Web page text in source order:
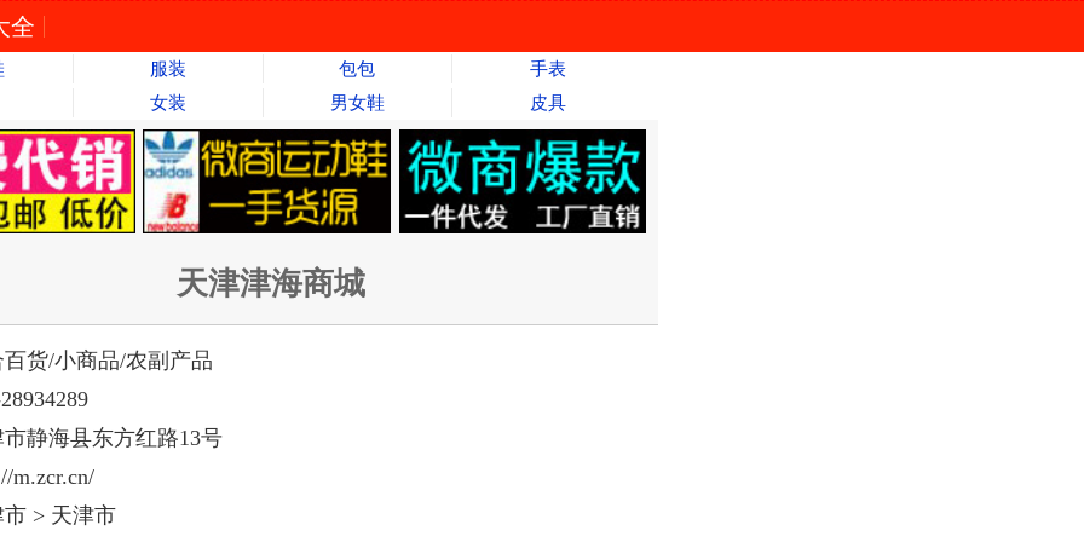
全
服装 包包
手表
女装
男女鞋 皮具
天津津海商城
货/小商品/农副产品
静海县东方红路13号
m.zcr.cn/
市 > 天津市